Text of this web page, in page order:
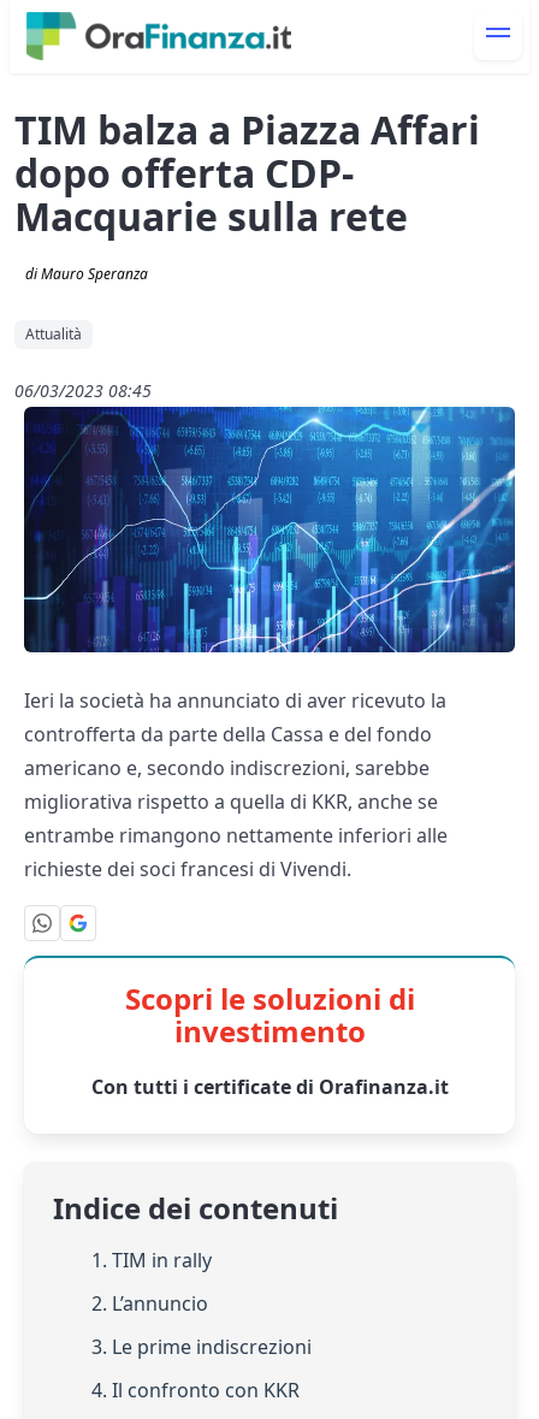
TIM balza a Piazza Affari
dopo offerta CDP-
Macquarie sulla rete
di Mauro Speranza
Attualità
06/03/2023 08:45
Ieri la società ha annunciato di aver ricevuto la
controfferta da parte della Cassa e del fondo
americano e, secondo indiscrezioni, sarebbe
migliorativa rispetto a quella di KKR, anche se
entrambe rimangono nettamente inferiori alle
richieste dei soci francesi di Vivendi.
Scopri le soluzioni di
investimento
Con tutti i certificate di Orafinanza.it
Indice dei contenuti
1. TIM in rally
2. L’annuncio
3. Le prime indiscrezioni
4. Il confronto con KKR